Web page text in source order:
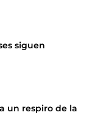
siguen
un respiro de la